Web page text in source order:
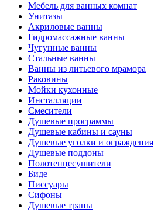
Мебель для ванных комнат
Унитазы
Акриловые ванны
Гидромассажные ванны
Чугунные ванны
Стальные ванны
Ванны из литьевого мрамора
Раковины
Мойки кухонные
Инсталляции
Смесители
Душевые программы
Душевые кабины и сауны
Душевые уголки и ограждения
Душевые поддоны
Полотенцесушители
Биде
Писсуары
Сифоны
Душевые трапы